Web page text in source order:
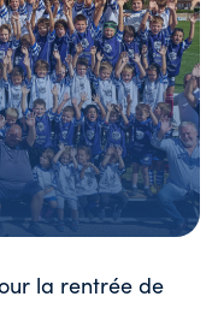
la rentrée de